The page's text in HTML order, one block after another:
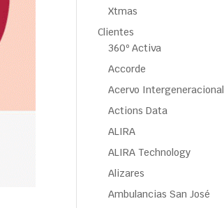
Xtmas
Clientes
360º Activa
Accorde
Acervo Intergeneracional
Actions Data
ALIRA
ALIRA Technology
Alizares
Ambulancias San José